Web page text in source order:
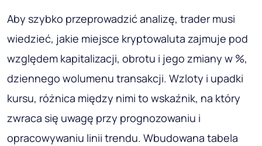
Aby szybko przeprowadzić analizę, trader musi
wiedzieć, jakie miejsce kryptowaluta zajmuje pod
względem kapitalizacji, obrotu i jego zmiany w %,
dziennego wolumenu transakcji. Wzloty i upadki
kursu, różnica między nimi to wskaźnik, na który
zwraca się uwagę przy prognozowaniu i
opracowywaniu linii trendu. Wbudowana tabela